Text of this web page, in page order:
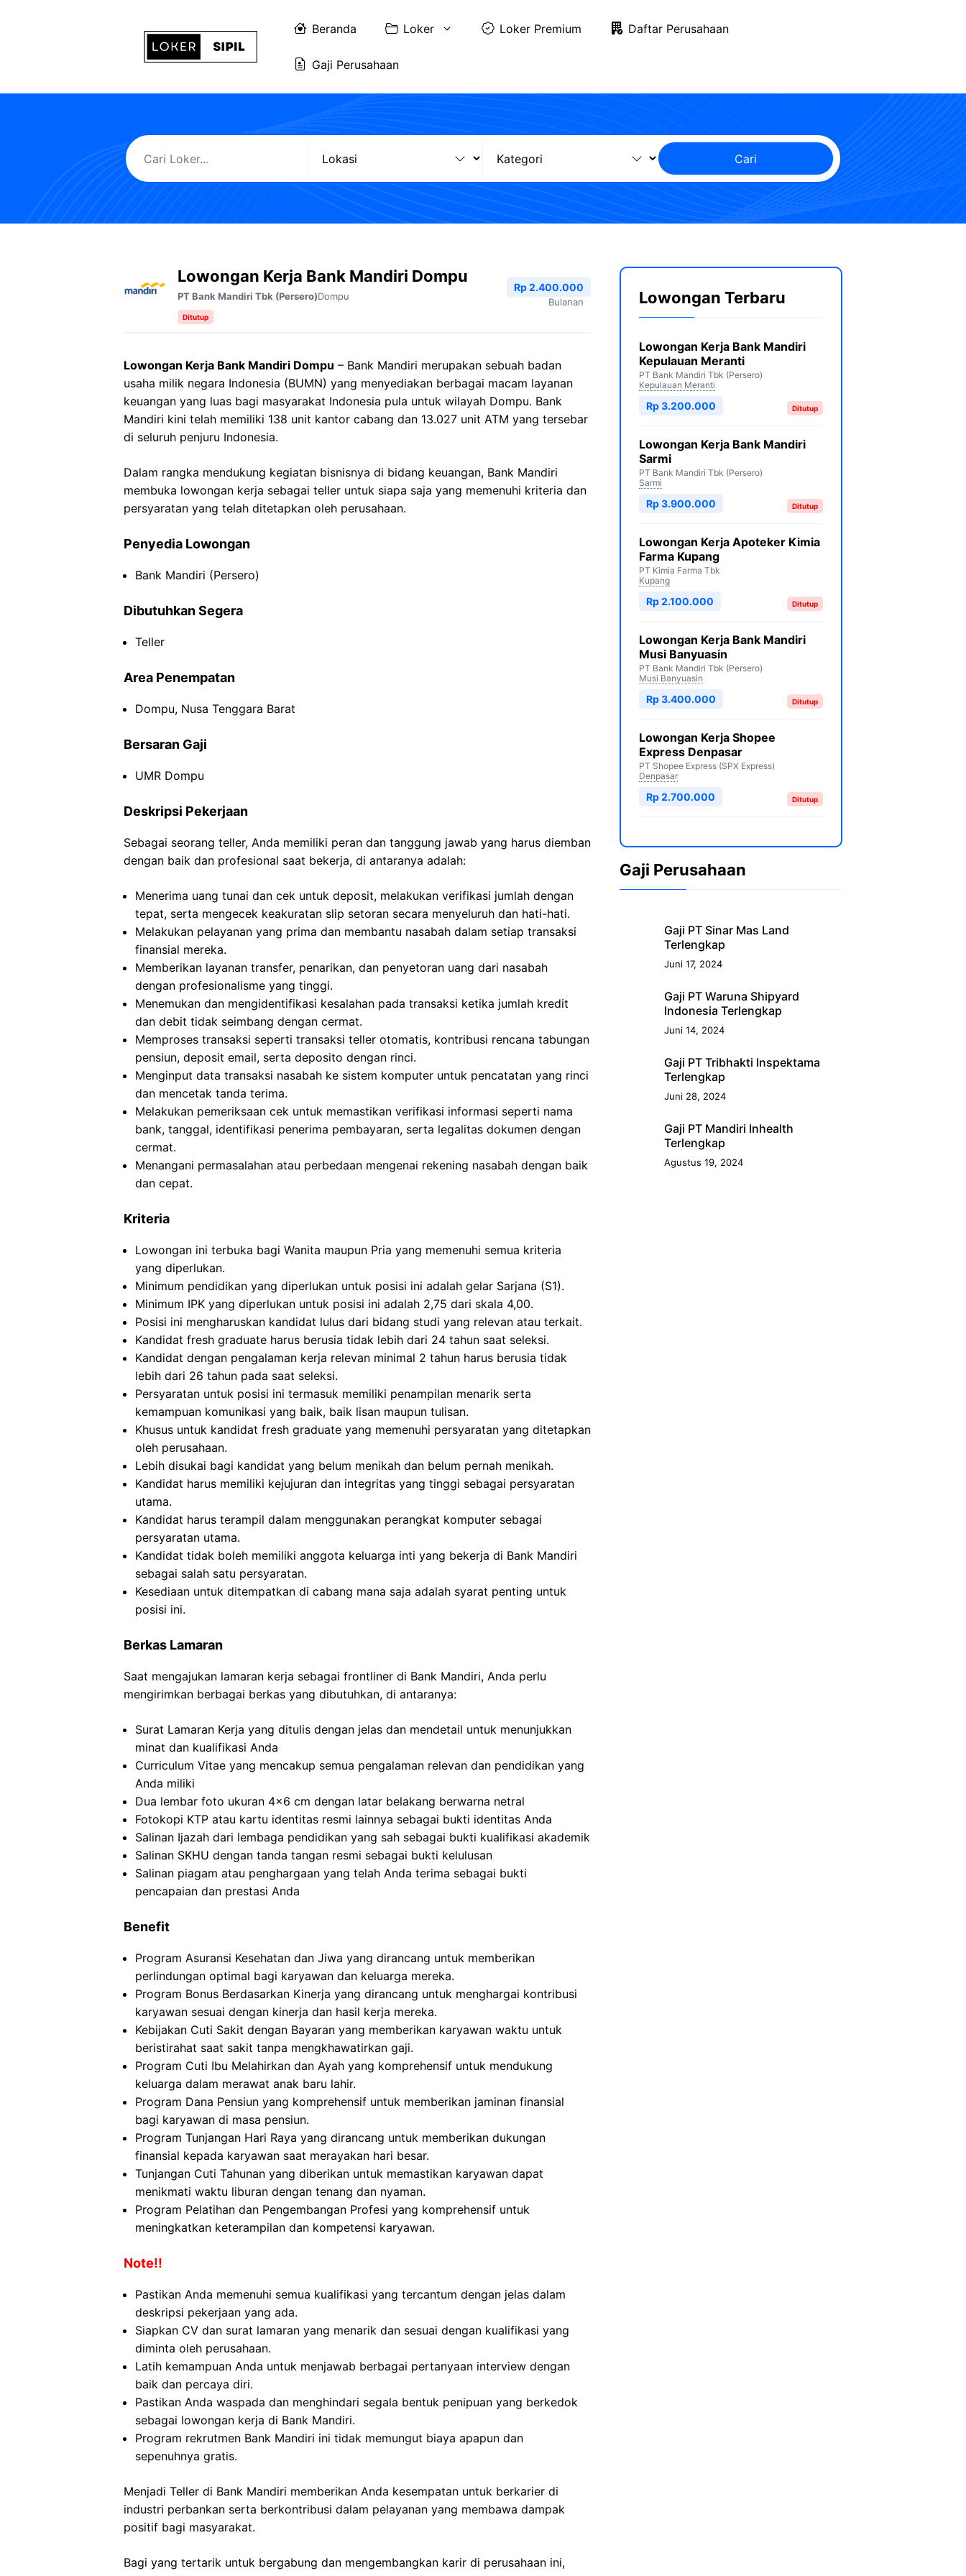
Beranda Loker Loker Premium Daftar Perusahaan
Gaji Perusahaan
Cari
Lowongan Kerja Bank Mandiri Dompu
PT Bank Mandiri Tbk (Persero)Dompu
Ditutup
Rp 2.400.000
Bulanan
Lowongan Kerja Bank Mandiri Dompu – Bank Mandiri merupakan sebuah badan
usaha milik negara Indonesia (BUMN) yang menyediakan berbagai macam layanan
keuangan yang luas bagi masyarakat Indonesia pula untuk wilayah Dompu. Bank
Mandiri kini telah memiliki 138 unit kantor cabang dan 13.027 unit ATM yang tersebar
di seluruh penjuru Indonesia.
Dalam rangka mendukung kegiatan bisnisnya di bidang keuangan, Bank Mandiri
membuka lowongan kerja sebagai teller untuk siapa saja yang memenuhi kriteria dan
persyaratan yang telah ditetapkan oleh perusahaan.
Penyedia Lowongan
Bank Mandiri (Persero)
Dibutuhkan Segera
Teller
Area Penempatan
Dompu, Nusa Tenggara Barat
Bersaran Gaji
UMR Dompu
Deskripsi Pekerjaan
Sebagai seorang teller, Anda memiliki peran dan tanggung jawab yang harus diemban
dengan baik dan profesional saat bekerja, di antaranya adalah:
Menerima uang tunai dan cek untuk deposit, melakukan verifikasi jumlah dengan
tepat, serta mengecek keakuratan slip setoran secara menyeluruh dan hati-hati.
Melakukan pelayanan yang prima dan membantu nasabah dalam setiap transaksi
finansial mereka.
Memberikan layanan transfer, penarikan, dan penyetoran uang dari nasabah
dengan profesionalisme yang tinggi.
Menemukan dan mengidentifikasi kesalahan pada transaksi ketika jumlah kredit
dan debit tidak seimbang dengan cermat.
Memproses transaksi seperti transaksi teller otomatis, kontribusi rencana tabungan
pensiun, deposit email, serta deposito dengan rinci.
Menginput data transaksi nasabah ke sistem komputer untuk pencatatan yang rinci
dan mencetak tanda terima.
Melakukan pemeriksaan cek untuk memastikan verifikasi informasi seperti nama
bank, tanggal, identifikasi penerima pembayaran, serta legalitas dokumen dengan
cermat.
Menangani permasalahan atau perbedaan mengenai rekening nasabah dengan baik
dan cepat.
Kriteria
Lowongan ini terbuka bagi Wanita maupun Pria yang memenuhi semua kriteria
yang diperlukan.
Minimum pendidikan yang diperlukan untuk posisi ini adalah gelar Sarjana (S1).
Minimum IPK yang diperlukan untuk posisi ini adalah 2,75 dari skala 4,00.
Posisi ini mengharuskan kandidat lulus dari bidang studi yang relevan atau terkait.
Kandidat fresh graduate harus berusia tidak lebih dari 24 tahun saat seleksi.
Kandidat dengan pengalaman kerja relevan minimal 2 tahun harus berusia tidak
lebih dari 26 tahun pada saat seleksi.
Persyaratan untuk posisi ini termasuk memiliki penampilan menarik serta
kemampuan komunikasi yang baik, baik lisan maupun tulisan.
Khusus untuk kandidat fresh graduate yang memenuhi persyaratan yang ditetapkan
oleh perusahaan.
Lebih disukai bagi kandidat yang belum menikah dan belum pernah menikah.
Kandidat harus memiliki kejujuran dan integritas yang tinggi sebagai persyaratan
utama.
Kandidat harus terampil dalam menggunakan perangkat komputer sebagai
persyaratan utama.
Kandidat tidak boleh memiliki anggota keluarga inti yang bekerja di Bank Mandiri
sebagai salah satu persyaratan.
Kesediaan untuk ditempatkan di cabang mana saja adalah syarat penting untuk
posisi ini.
Berkas Lamaran
Saat mengajukan lamaran kerja sebagai frontliner di Bank Mandiri, Anda perlu
mengirimkan berbagai berkas yang dibutuhkan, di antaranya:
Surat Lamaran Kerja yang ditulis dengan jelas dan mendetail untuk menunjukkan
minat dan kualifikasi Anda
Curriculum Vitae yang mencakup semua pengalaman relevan dan pendidikan yang
Anda miliki
Dua lembar foto ukuran 4×6 cm dengan latar belakang berwarna netral
Fotokopi KTP atau kartu identitas resmi lainnya sebagai bukti identitas Anda
Salinan Ijazah dari lembaga pendidikan yang sah sebagai bukti kualifikasi akademik
Salinan SKHU dengan tanda tangan resmi sebagai bukti kelulusan
Salinan piagam atau penghargaan yang telah Anda terima sebagai bukti
pencapaian dan prestasi Anda
Benefit
Program Asuransi Kesehatan dan Jiwa yang dirancang untuk memberikan
perlindungan optimal bagi karyawan dan keluarga mereka.
Program Bonus Berdasarkan Kinerja yang dirancang untuk menghargai kontribusi
karyawan sesuai dengan kinerja dan hasil kerja mereka.
Kebijakan Cuti Sakit dengan Bayaran yang memberikan karyawan waktu untuk
beristirahat saat sakit tanpa mengkhawatirkan gaji.
Program Cuti Ibu Melahirkan dan Ayah yang komprehensif untuk mendukung
keluarga dalam merawat anak baru lahir.
Program Dana Pensiun yang komprehensif untuk memberikan jaminan finansial
bagi karyawan di masa pensiun.
Program Tunjangan Hari Raya yang dirancang untuk memberikan dukungan
finansial kepada karyawan saat merayakan hari besar.
Tunjangan Cuti Tahunan yang diberikan untuk memastikan karyawan dapat
menikmati waktu liburan dengan tenang dan nyaman.
Program Pelatihan dan Pengembangan Profesi yang komprehensif untuk
meningkatkan keterampilan dan kompetensi karyawan.
Note!!
Pastikan Anda memenuhi semua kualifikasi yang tercantum dengan jelas dalam
deskripsi pekerjaan yang ada.
Siapkan CV dan surat lamaran yang menarik dan sesuai dengan kualifikasi yang
diminta oleh perusahaan.
Latih kemampuan Anda untuk menjawab berbagai pertanyaan interview dengan
baik dan percaya diri.
Pastikan Anda waspada dan menghindari segala bentuk penipuan yang berkedok
sebagai lowongan kerja di Bank Mandiri.
Program rekrutmen Bank Mandiri ini tidak memungut biaya apapun dan
sepenuhnya gratis.
Menjadi Teller di Bank Mandiri memberikan Anda kesempatan untuk berkarier di
industri perbankan serta berkontribusi dalam pelayanan yang membawa dampak
positif bagi masyarakat.
Bagi yang tertarik untuk bergabung dan mengembangkan karir di perusahaan ini,
Lowongan Terbaru
Lowongan Kerja Bank Mandiri
Kepulauan Meranti
PT Bank Mandiri Tbk (Persero)
Kepulauan Meranti
Ditutup
Rp 3.200.000
Lowongan Kerja Bank Mandiri
Sarmi
PT Bank Mandiri Tbk (Persero)
Sarmi
Ditutup
Rp 3.900.000
Lowongan Kerja Apoteker Kimia
Farma Kupang
PT Kimia Farma Tbk
Kupang
Ditutup
Rp 2.100.000
Lowongan Kerja Bank Mandiri
Musi Banyuasin
PT Bank Mandiri Tbk (Persero)
Musi Banyuasin
Ditutup
Rp 3.400.000
Lowongan Kerja Shopee
Express Denpasar
PT Shopee Express (SPX Express)
Denpasar
Ditutup
Rp 2.700.000
Gaji Perusahaan
Gaji PT Sinar Mas Land
Terlengkap
Juni 17, 2024
Gaji PT Waruna Shipyard
Indonesia Terlengkap
Juni 14, 2024
Gaji PT Tribhakti Inspektama
Terlengkap
Juni 28, 2024
Gaji PT Mandiri Inhealth
Terlengkap
Agustus 19, 2024